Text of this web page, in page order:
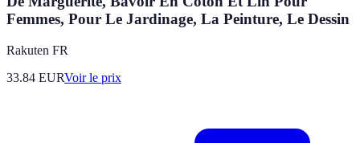
Femmes, Pour Le Jardinage, La Peinture, Le Dessin
Rakuten FR
33.84 EURVoir le prix